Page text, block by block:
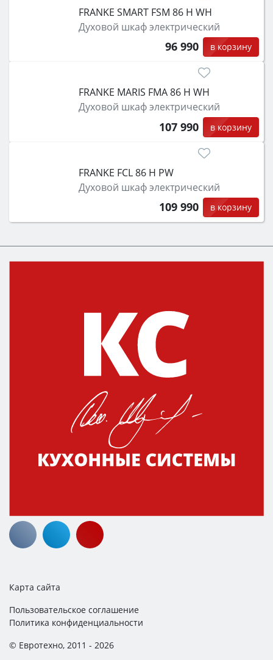
FRANKE SMART FSM 86 H WH
Духовой шкаф электрический
96 990 в корзину
FRANKE MARIS FMA 86 H WH
Духовой шкаф электрический
107 990 в корзину
FRANKE FCL 86 H PW
Духовой шкаф электрический
109 990 в корзину
Карта сайта
Пользовательское соглашение
Политика конфиденциальности
© Евротехно, 2011 - 2026